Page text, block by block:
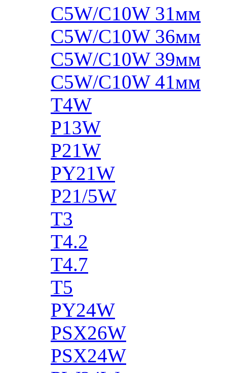
C5W/C10W 31мм
C5W/C10W 36мм
C5W/C10W 39мм
C5W/C10W 41мм
T4W
P13W
P21W
PY21W
P21/5W
T3
T4.2
T4.7
T5
PY24W
PSX26W
PSX24W